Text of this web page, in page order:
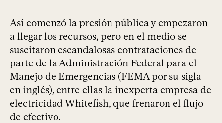
Así comenzó la presión pública y empezaron
a llegar los recursos, pero en el medio se
suscitaron escandalosas contrataciones de
parte de la Administración Federal para el
Manejo de Emergencias (FEMA por su sigla
en inglés), entre ellas la inexperta empresa de
electricidad Whitefish, que frenaron el flujo
de efectivo.